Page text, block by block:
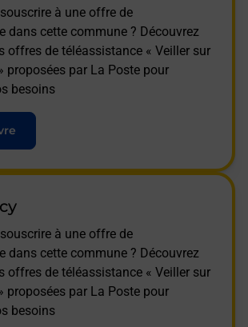
à une offre de
dans cette commune ? Découvrez
offres de téléassistance « Veiller sur
proposées par La Poste pour
besoins
à une offre de
dans cette commune ? Découvrez
offres de téléassistance « Veiller sur
proposées par La Poste pour
besoins